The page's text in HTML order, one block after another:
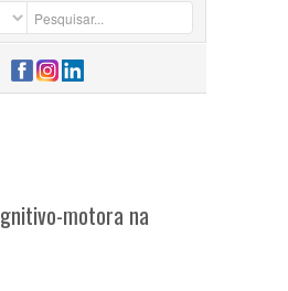
motora na